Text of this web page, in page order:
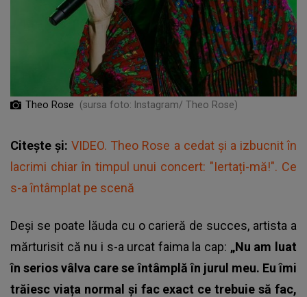
Theo Rose (sursa foto: Instagram/ Theo Rose)
Citește și:VIDEO. Theo Rose a cedat și a izbucnit în
lacrimi chiar în timpul unui concert: "Iertați-mă!". Ce
s-a întâmplat pe scenă
Deși se poate lăuda cu o carieră de succes, artista a
mărturisit că nu i s-a urcat faima la cap: „Nu am luat
în serios vâlva care se întâmplă în jurul meu. Eu îmi
trăiesc viața normal și fac exact ce trebuie să fac,